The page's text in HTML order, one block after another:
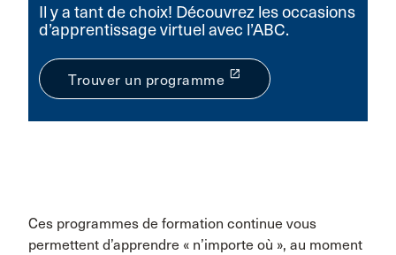
Il y a tant de choix! Découvrez les occasions
d’apprentissage virtuel avec l’ABC.
Trouver un programme launch
Ces programmes de formation continue vous
permettent d’apprendre « n’importe où », au moment